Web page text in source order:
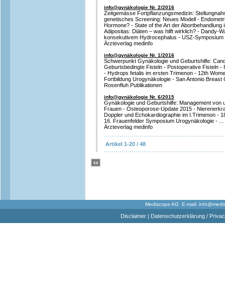
info@gynäkologie Nr. 2/2016
Zeitgemässe Fortpflanzungsmedizin:
genetisches Screening: Neues Modell -
Hormone? - State of the Art der
Adipositas: Diäten – was hilft wirklich? - Dandy-
konsekutivem Hydrocephalus - USZ-Symposium
Ärzteverlag medinfo
info@gynäkologie Nr. 1/2016
Schwerpunkt Gynäkologie und Geburtshilfe:
Geburtsbedingte Fisteln - Postoperative Fisteln -
- Hydrops fetalis im ersten Trimenon - 12th
Fortbildung Urogynäkologie - San Antonio
Rosenfluh Publikationen
info@gynäkologie Nr. 6/2015
Gynäkologie und Geburtshilfe: Management von
Frauen - Osteoporose-Update 2015 -
Doppler und Echokardiographie im I.Trimenon -
16. Frauenfelder Symposium Urogynäkologie - ...
Ärzteverlag medinfo
Artikel 1-20 / 48
Mediscope AG E-mail:
Disclaimer| Datenschutzerklärung /